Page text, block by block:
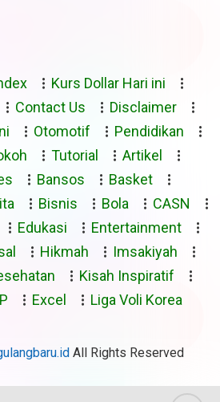
Kurs Dollar Hari ini
Contact Us
Disclaimer
Otomotif
Pendidikan
Tutorial
Artikel
Bansos
Basket
Bisnis Bola
CASN
Edukasi
Entertainment
Hikmah
Imsakiyah
Kisah Inspiratif
Excel Liga Voli Korea
All Rights Reserved